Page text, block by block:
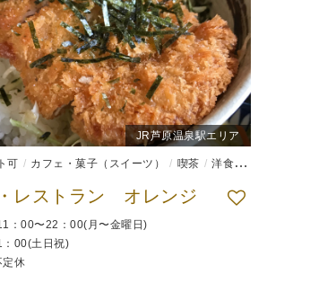
JR芦原温泉駅エリア
可 カフェ・菓子（スイーツ） 喫茶 洋食 食堂
レストラン オレンジ
：00〜22：00(月〜金曜日)
00(土日祝)
定休